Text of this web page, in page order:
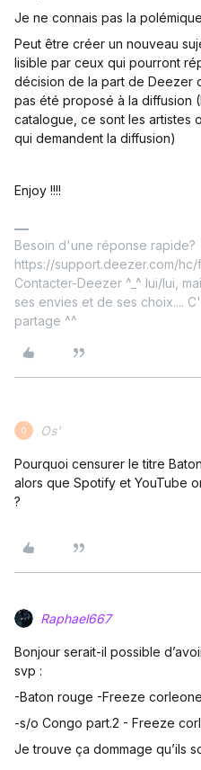
Je ne connais pas la
Peut être créer un nouveau
lisible par ceux qui pourront
décision de la part de Deezer
pas été proposé à la diffusion
catalogue, ce sont les artistes
qui demandent la diffusion)
Enjoy !!!!
Besoin d'une réponse rapide?
https://support.deezer.com/
Contacter-Deezer ^_^ lui/lui,
ses envies et de ses choix....
partage ^^
O Os'
Pourquoi censurer le titre
alors que Spotify et YouTube
?
Raphael667
Bonjour serait-il possible
svp :
-Baton rouge -Freeze corleone
-s/o Congo part.2 - Freeze
Je trouve ça dommage qu’ils